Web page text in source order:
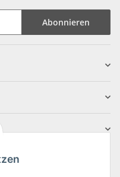
Abonnieren